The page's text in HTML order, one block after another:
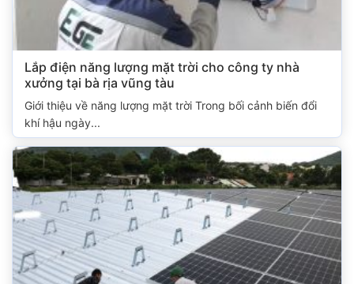
Lắp điện năng lượng mặt trời cho công ty nhà
xưởng tại bà rịa vũng tàu
Giới thiệu về năng lượng mặt trời Trong bối cảnh biến đổi
khí hậu ngày...